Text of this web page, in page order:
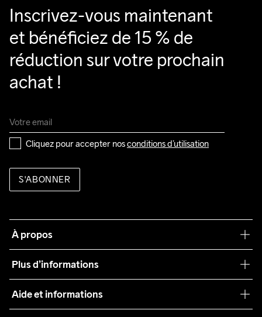
Inscrivez-vous maintenant
et bénéficiez de 15 % de
réduction sur votre prochain
achat !
Cliquez pour accepter nos conditions d’utilisation
S'ABONNER
À propos
Plus d’informations
Teamwear
Aide et informations